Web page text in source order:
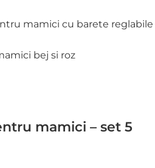
mamici – set 5